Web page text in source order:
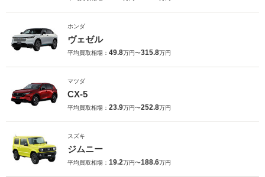
ホンダ
ヴェゼル
平均買取相場： 49.8万円〜315.8万円
マツダ
CX-5
平均買取相場： 23.9万円〜252.8万円
スズキ
ジムニー
平均買取相場： 19.2万円〜188.6万円